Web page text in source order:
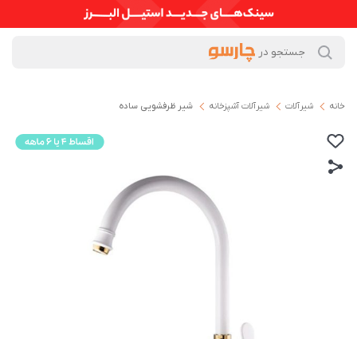
خانه شیرآلات شیرآلات آشپزخانه شیر ظرفشویی ساده